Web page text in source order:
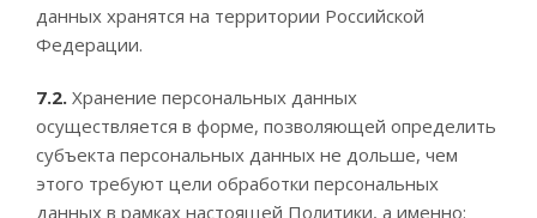
данных хранятся на территории Российской
Федерации.
7.2. Хранение персональных данных
осуществляется в форме, позволяющей определить
субъекта персональных данных не дольше, чем
этого требуют цели обработки персональных
данных в рамках настоящей Политики, а именно: